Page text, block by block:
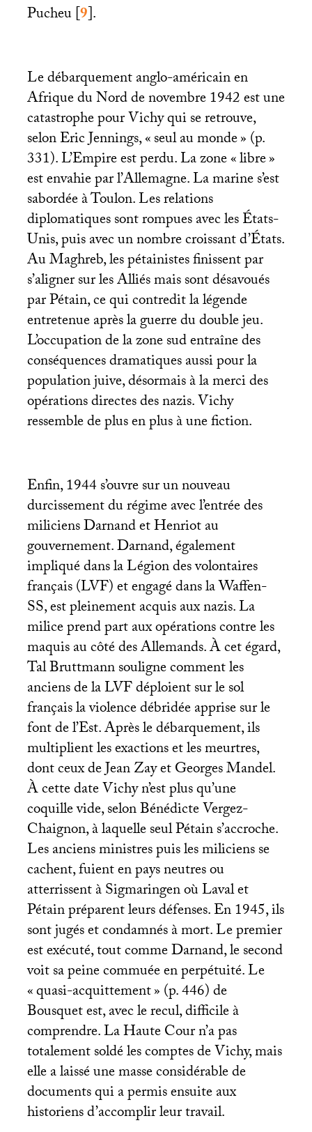
Pucheu[9].
Le débarquement anglo-américain en
Afrique du Nord de novembre 1942 est une
catastrophe pour Vichy qui se retrouve,
selon Eric Jennings, «seul au monde» (p.
331). L’Empire est perdu. La zone «libre»
est envahie par l’Allemagne. La marine s’est
sabordée à Toulon. Les relations
diplomatiques sont rompues avec les États-
Unis, puis avec un nombre croissant d’États.
Au Maghreb, les pétainistes finissent par
s’aligner sur les Alliés mais sont désavoués
par Pétain, ce qui contredit la légende
entretenue après la guerre du double jeu.
L’occupation de la zone sud entraîne des
conséquences dramatiques aussi pour la
population juive, désormais à la merci des
opérations directes des nazis. Vichy
ressemble de plus en plus à une fiction.
Enfin, 1944 s’ouvre sur un nouveau
durcissement du régime avec l’entrée des
miliciens Darnand et Henriot au
gouvernement. Darnand, également
impliqué dans la Légion des volontaires
français (LVF) et engagé dans la Waffen-
SS, est pleinement acquis aux nazis. La
milice prend part aux opérations contre les
maquis au côté des Allemands. À cet égard,
Tal Bruttmann souligne comment les
anciens de laLVFdéploient sur le sol
français la violence débridée apprise sur le
font de l’Est. Après le débarquement, ils
multiplient les exactions et les meurtres,
dont ceux de Jean Zay et Georges Mandel.
À cette date Vichy n’est plus qu’une
coquille vide, selon Bénédicte Vergez-
Chaignon, à laquelle seul Pétain s’accroche.
Les anciens ministres puis les miliciens se
cachent, fuient en pays neutres ou
atterrissent à Sigmaringen où Laval et
Pétain préparent leurs défenses. En 1945, ils
sont jugés et condamnés à mort. Le premier
est exécuté, tout comme Darnand, le second
voit sa peine commuée en perpétuité. Le
«quasi-acquittement» (p. 446) de
Bousquet est, avec le recul, difficile à
comprendre. La Haute Cour n’a pas
totalement soldé les comptes de Vichy, mais
elle a laissé une masse considérable de
documents qui a permis ensuite aux
historiens d’accomplir leur travail.